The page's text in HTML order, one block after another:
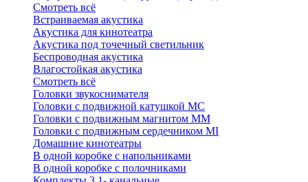
Смотреть всё
Встраиваемая акустика
Акустика для кинотеатра
Акустика под точечный светильник
Беспроводная акустика
Влагостойкая акустика
Смотреть всё
Головки звукоснимателя
Головки с подвижной катушкой MC
Головки с подвижным магнитом ММ
Головки с подвижным сердечником MI
Домашние кинотеатры
В одной коробке с напольниками
В одной коробке с полочниками